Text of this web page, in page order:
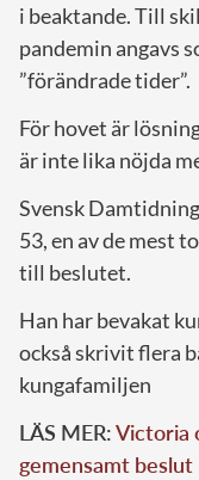
i beaktande. Till
pandemin angavs
”förändrade tider”.
För hovet är
är inte lika nöjda
Svensk
53, en av de mest
till beslutet.
Han har bevakat
också skrivit flera
kungafamiljen
LÄS MER:Victoria
gemensamt beslut